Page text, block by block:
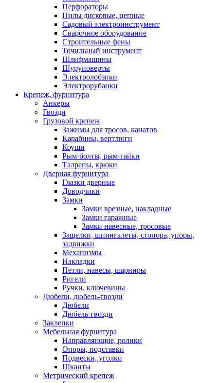
Перфораторы
Пилы дисковые, цепные
Садовый электроинструмент
Сварочное оборудование
Строительные фены
Точильный инструмент
Шлифмашины
Шуруповерты
Электролобзики
Электрорубанки
Крепеж, фурнитура
Анкеры
Гвозди
Грузовой крепеж
Зажимы для тросов, канатов
Карабины, вертлюги
Коуши
Рым-болты, рым-гайки
Талрепы, крюки
Дверная фурнитура
Глазки дверные
Доводчики
Замки
Замки врезные, накладные
Замки гаражные
Замки навесные, тросовые
Защелки, шпингалеты, стопора, упоры,
задвижки
Механизмы
Накладки
Петли, навесы, шарниры
Ригели
Ручки, ключевины
Дюбели, дюбель-гвозди
Дюбели
Дюбель-гвозди
Заклепки
Мебельная фурнитура
Направляющие, ролики
Опоры, подставки
Подвески, уголки
Шканты
Метрический крепеж